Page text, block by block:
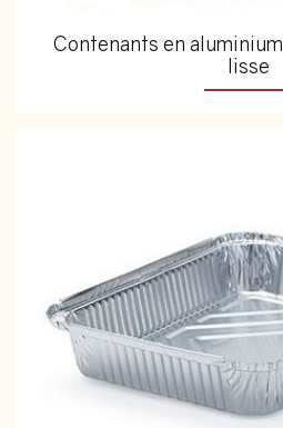
Contenants en
lisse